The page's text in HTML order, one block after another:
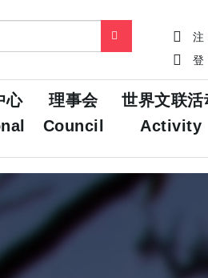
注
登
心
理事会
Council
世界文联活
Activity